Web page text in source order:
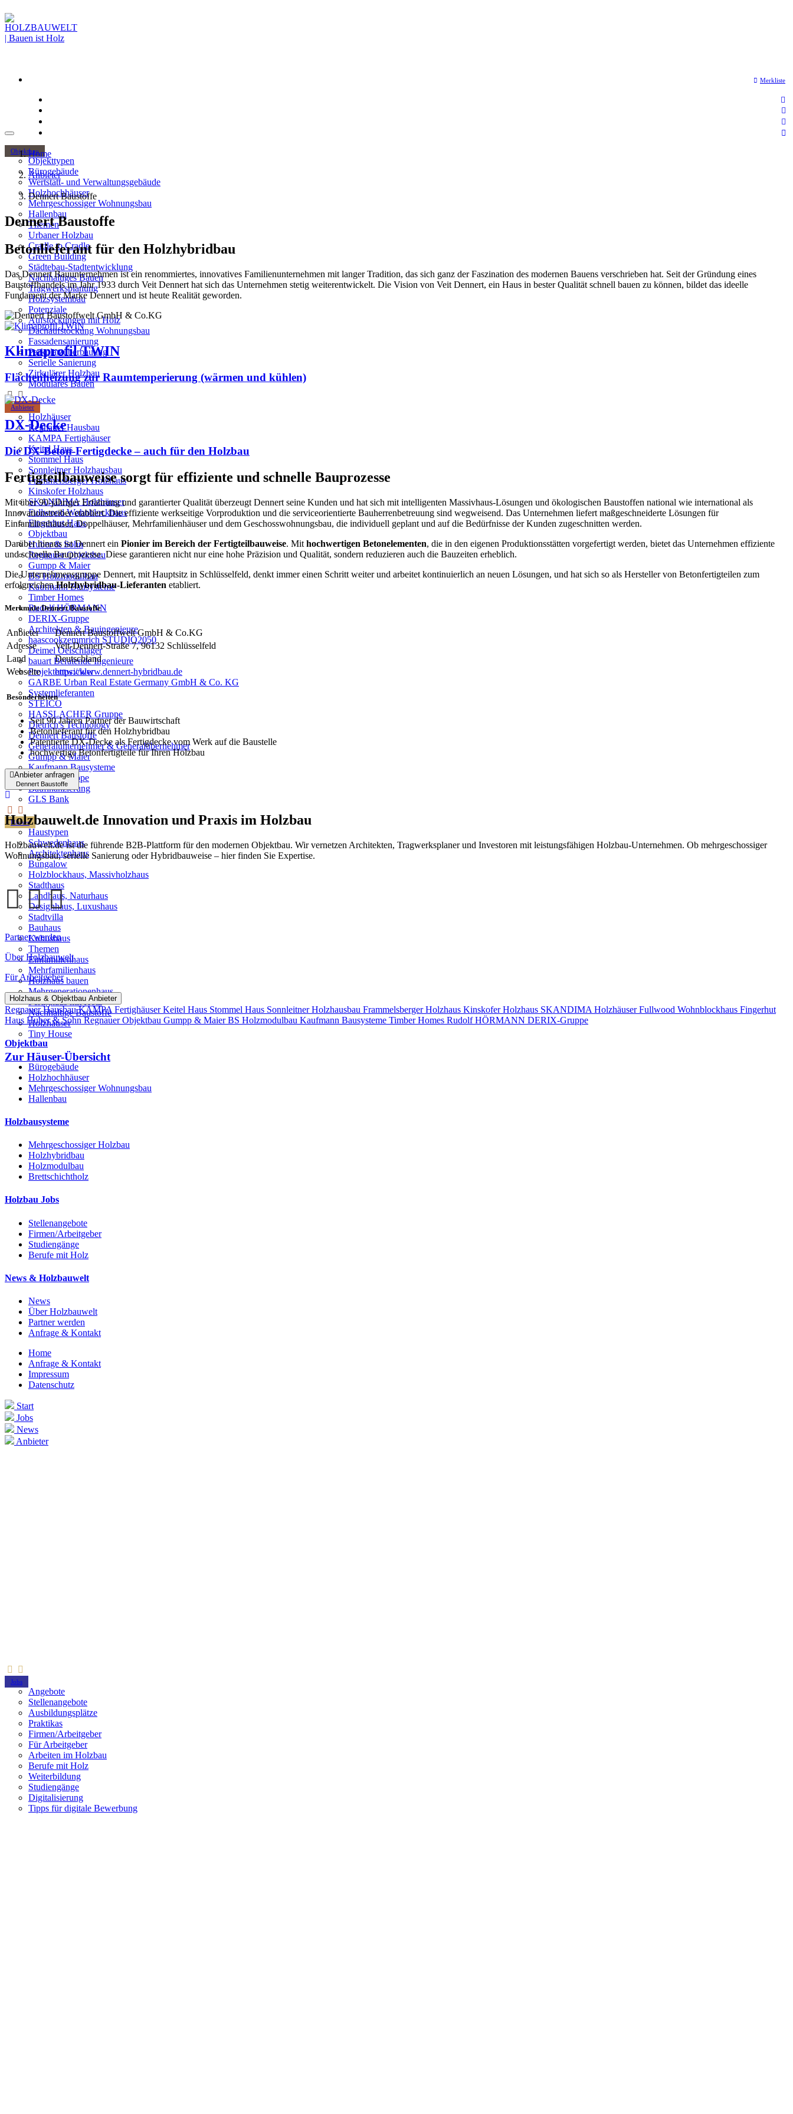
Merkliste
Objektbau
Objekttypen
Bürogebäude
Wertstatt- und Verwaltungsgebäude
Holzhochhäuser
Mehrgeschossiger Wohnungsbau
Hallenbau
Themen
Urbaner Holzbau
Cradle to Cradle
Green Building
Städtebau-Stadtentwicklung
Nachhaltiges Bauen
Tragwerksplanung
Holzsystembau
Potenziale
Aufstockungen mit Holz
Dachaufstockung Wohnungsbau
Fassadensanierung
Parkplatzüberbauung
Serielle Sanierung
Zirkulärer Holzbau
Modulares Bauen
Anbieter
Holzhäuser
Regnauer Hausbau
KAMPA Fertighäuser
Keitel Haus
Stommel Haus
Sonnleitner Holzhausbau
Frammelsberger Holzhaus
Kinskofer Holzhaus
SKANDIMA Holzhäuser
Fullwood Wohnblockhaus
Fingerhut Haus
Objektbau
Huber & Sohn
Regnauer Objektbau
Gumpp & Maier
BS Holzmodulbau
Kaufmann Bausysteme
Timber Homes
Rudolf HÖRMANN
DERIX-Gruppe
Architekten & Bauingenieure
haascookzemmrich STUDIO2050
Deimel Oelschläger
bauart Beratende Ingenieure
Projektentwickler
GARBE Urban Real Estate Germany GmbH & Co. KG
Systemlieferanten
STEICO
HASSLACHER Gruppe
Dietrich's Technology
Dennert Baustoffe
Generalunternehmer & Generalübernehmer
Gumpp & Maier
Kaufmann Bausysteme
DERIX-Gruppe
Baufinanzierung
GLS Bank
Häuser
Haustypen
Schwedenhaus
Architektenhaus
Bungalow
Holzblockhaus, Massivholzhaus
Stadthaus
Landhaus, Naturhaus
Designhaus, Luxushaus
Stadtvilla
Bauhaus
Kubushaus
Themen
Einfamilienhaus
Mehrfamilienhaus
Holzhaus bauen
Mehrgenerationenhaus
Fertighaus mit Holz
Nachhaltige Baustoffe
Holzhäuser
Tiny House
Zur Häuser-Übersicht
Jobs
Angebote
Stellenangebote
Ausbildungsplätze
Praktikas
Firmen/Arbeitgeber
Für Arbeitgeber
Arbeiten im Holzbau
Berufe mit Holz
Weiterbildung
Studiengänge
Digitalisierung
Tipps für digitale Bewerbung
Home
Anbieter
Dennert Baustoffe
Dennert Baustoffe
Betonlieferant für den Holzhybridbau
Das Dennert Bauunternehmen ist ein renommiertes, innovatives Familienunternehmen mit langer Tradition, das sich ganz der Faszination des modernen Bauens verschrieben hat. Seit der Gründung eines
Baustoffhandels im Jahr 1933 durch Veit Dennert hat sich das Unternehmen stetig weiterentwickelt. Die Vision von Veit Dennert, ein Haus in bester Qualität schnell bauen zu können, bildet das ideelle
Fundament der Marke Dennert und ist heute Realität geworden.
Klimaprofil TWIN
Flächenheizung zur Raumtemperierung (wärmen und kühlen)
DX-Decke
Die DX-Beton-Fertigdecke – auch für den Holzbau
Fertigteilbauweise sorgt für effiziente und schnelle Bauprozesse
Mit über 90-jähriger Erfahrung und garantierter Qualität überzeugt Dennert seine Kunden und hat sich mit intelligenten Massivhaus-Lösungen und ökologischen Baustoffen national wie international als
Innovationstreiber etabliert. Die effiziente werkseitige Vorproduktion und die serviceorientierte Bauherrenbetreuung sind wegweisend. Das Unternehmen liefert maßgeschneiderte Lösungen für
Einfamilienhäuser, Doppelhäuser, Mehrfamilienhäuser und dem Geschosswohnungsbau, die individuell geplant und auf die Bedürfnisse der Kunden zugeschnitten werden.
Darüber hinaus ist Dennert ein Pionier im Bereich der Fertigteilbauweise. Mit hochwertigen Betonelementen, die in den eigenen Produktionsstätten vorgefertigt werden, bietet das Unternehmen effiziente
und schnelle Bauprozesse. Diese garantieren nicht nur eine hohe Präzision und Qualität, sondern reduzieren auch die Bauzeiten erheblich.
Die Unternehmensgruppe Dennert, mit Hauptsitz in Schlüsselfeld, denkt immer einen Schritt weiter und arbeitet kontinuierlich an neuen Lösungen, und hat sich so als Hersteller von Betonfertigteilen zum
erfolgreichenHolzhybridbau-Lieferanten etabliert.
Merkmale Dennert Baustoffe
Anbieter
Dennert Baustoffwelt GmbH & Co.KG
Adresse
Veit-Dennert-Straße 7, 96132 Schlüsselfeld
Land
Deutschland
Webseite
https://www.dennert-hybridbau.de
Besonderheiten
Seit 90 Jahren Partner der Bauwirtschaft
Betonlieferant für den Holzhybridbau
Patentierte DX-Decke als Fertigdecke vom Werk auf die Baustelle
hochwertige Betonfertigteile für Ihren Holzbau
Anbieter anfragen
Dennert Baustoffe
Holzbauwelt.de Innovation und Praxis im Holzbau
Holzbauwelt.de ist die führende B2B-Plattform für den modernen Objektbau. Wir vernetzen Architekten, Tragwerksplaner und Investoren mit leistungsfähigen Holzbau-Unternehmen. Ob mehrgeschossiger
Wohnungsbau, serielle Sanierung oder Hybridbauweise – hier finden Sie Expertise.
Partner werden
Über Holzbauwelt
Für Arbeitgeber
Holzhaus & Objektbau Anbieter
Regnauer HausbauKAMPA FertighäuserKeitel Haus Stommel Haus Sonnleitner Holzhausbau Frammelsberger Holzhaus Kinskofer Holzhaus SKANDIMA HolzhäuserFullwood Wohnblockhaus Fingerhut
Haus Huber & SohnRegnauer Objektbau Gumpp & MaierBS Holzmodulbau Kaufmann Bausysteme Timber Homes Rudolf HÖRMANN DERIX-Gruppe
Objektbau
Bürogebäude
Holzhochhäuser
Mehrgeschossiger Wohnungsbau
Hallenbau
Holzbausysteme
Mehrgeschossiger Holzbau
Holzhybridbau
Holzmodulbau
Brettschichtholz
Holzbau Jobs
Stellenangebote
Firmen/Arbeitgeber
Studiengänge
Berufe mit Holz
News & Holzbauwelt
News
Über Holzbauwelt
Partner werden
Anfrage & Kontakt
Home
Anfrage & Kontakt
Impressum
Datenschutz
Start
Jobs
News
Anbieter